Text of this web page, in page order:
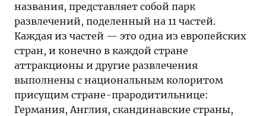
названия, представляет собой парк
развлечений, поделенный на 11 частей.
Каждая из частей — это одна из европейских
стран, и конечно в каждой стране
аттракционы и другие развлечения
выполнены с национальным колоритом
присущим стране-прародитильнице:
Германия, Англия, скандинавские страны,